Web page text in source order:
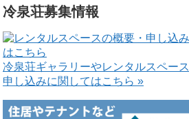
冷泉荘募集情報
冷泉荘ギャラリーやレンタルスペー
申し込みに関してはこちら »